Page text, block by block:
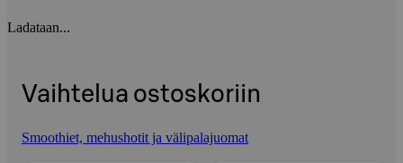
Ladataan...
Vaihtelua ostoskoriin
Smoothiet, mehushotit ja välipalajuomat